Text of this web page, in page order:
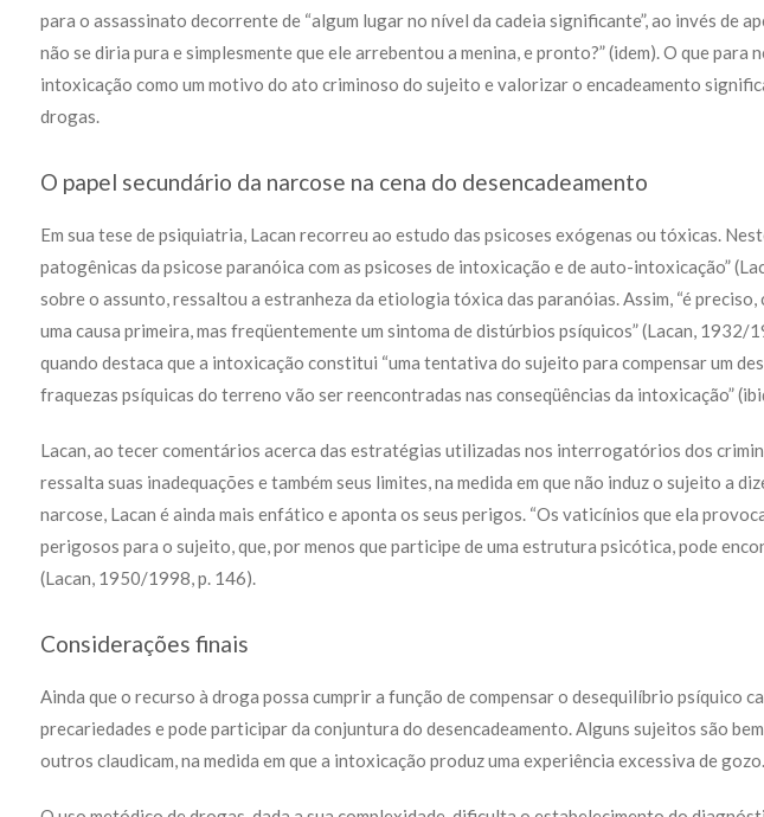
para o assassinato decorrente de “algum lugar no nível da cadeia significante”, ao invés de
não se diria pura e simplesmente que ele arrebentou a menina, e pronto?” (idem). O que para
intoxicação como um motivo do ato criminoso do sujeito e valorizar o encadeamento
drogas.
O papel secundário da narcose na cena do desencadeamento
Em sua tese de psiquiatria, Lacan recorreu ao estudo das psicoses exógenas ou tóxicas.
patogênicas da psicose paranóica com as psicoses de intoxicação e de auto-intoxicação”
sobre o assunto, ressaltou a estranheza da etiologia tóxica das paranóias. Assim, “é
uma causa primeira, mas freqüentemente um sintoma de distúrbios psíquicos” (Lacan, 1932/
quando destaca que a intoxicação constitui “uma tentativa do sujeito para compensar um
fraquezas psíquicas do terreno vão ser reencontradas nas conseqüências da intoxicação”
Lacan, ao tecer comentários acerca das estratégias utilizadas nos interrogatórios dos
ressalta suas inadequações e também seus limites, na medida em que não induz o sujeito a
narcose, Lacan é ainda mais enfático e aponta os seus perigos. “Os vaticínios que ela
perigosos para o sujeito, que, por menos que participe de uma estrutura psicótica, pode
(Lacan, 1950/1998, p. 146).
Considerações finais
Ainda que o recurso à droga possa cumprir a função de compensar o desequilíbrio psíquico
precariedades e pode participar da conjuntura do desencadeamento. Alguns sujeitos são
outros claudicam, na medida em que a intoxicação produz uma experiência excessiva de gozo.